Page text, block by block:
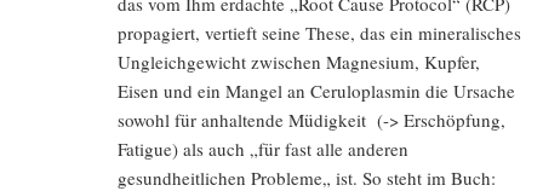
propagiert, vertieft seine These, das ein mineralisches
Ungleichgewicht zwischen Magnesium, Kupfer,
Eisen und ein Mangel an Ceruloplasmin die Ursache
sowohl für anhaltende Müdigkeit (-> Erschöpfung,
Fatigue) als auch „für fast alle anderen
gesundheitlichen Probleme„ ist. So steht im Buch: